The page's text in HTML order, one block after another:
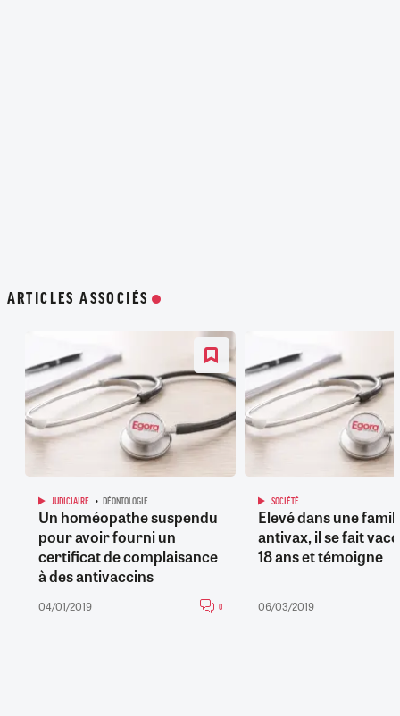
ARTICLES ASSOCIÉS
JUDICIAIRE DÉONTOLOGIE
Un homéopathe suspendu
pour avoir fourni un
certificat de complaisance
à des antivaccins
04/01/2019 0
SOCIÉTÉ
Elevé dans une
antivax, il se fait
18 ans et témoigne
06/03/2019